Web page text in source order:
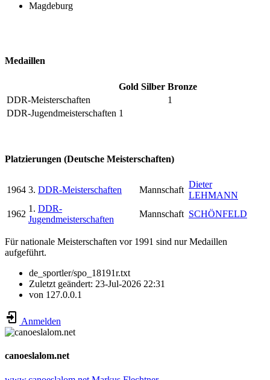
Magdeburg
Medaillen
Gold Silber Bronze
DDR-Meisterschaften
1
DDR-Jugendmeisterschaften 1
Platzierungen (Deutsche Meisterschaften)
1964 3. DDR-Meisterschaften Mannschaft
Dieter
LEHMANN
1962
1. DDR-
Jugendmeisterschaften
Mannschaft SCHÖNFELD
Für nationale Meisterschaften vor 1991 sind nur Medaillen
aufgeführt.
de_sportler/spo_18191r.txt
Zuletzt geändert: 23-Jul-2026 22:31
von 127.0.0.1
Anmelden
canoeslalom.net